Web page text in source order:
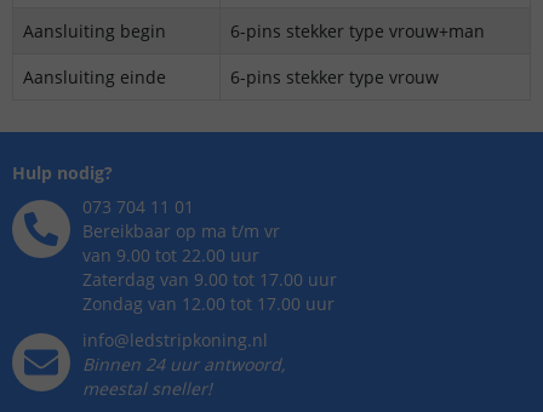
Aansluiting begin
6-pins stekker type vrouw+man
Aansluiting einde
6-pins stekker type vrouw
Hulp nodig?
073 704 11 01
Bereikbaar op ma t/m vr
van 9.00 tot 22.00 uur
Zaterdag van 9.00 tot 17.00 uur
Zondag van 12.00 tot 17.00 uur
info@ledstripkoning.nl
Binnen 24 uur antwoord,
meestal sneller!